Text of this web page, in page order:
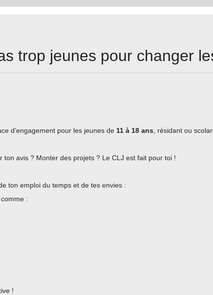
trop jeunes pour changer
d’engagement pour les jeunes de 11 à 18 ans , résidant ou
ton avis ? Monter des projets ? Le CLJ est fait pour toi !
ton emploi du temps et de tes envies :
:
!